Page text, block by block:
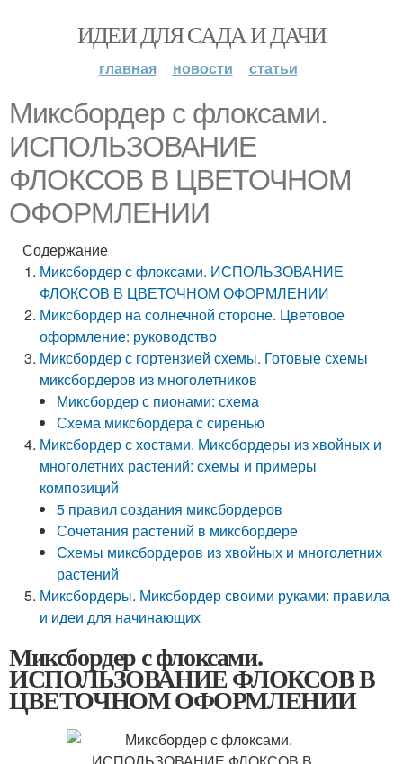
ИДЕИ ДЛЯ САДА И ДАЧИ
главная новости статьи
Миксбордер с флоксами.
ИСПОЛЬЗОВАНИЕ
ФЛОКСОВ В ЦВЕТОЧНОМ
ОФОРМЛЕНИИ
Содержание
Миксбордер с флоксами. ИСПОЛЬЗОВАНИЕ
ФЛОКСОВ В ЦВЕТОЧНОМ ОФОРМЛЕНИИ
Миксбордер на солнечной стороне. Цветовое
оформление: руководство
Миксбордер с гортензией схемы. Готовые схемы
миксбордеров из многолетников
Миксбордер с пионами: схема
Схема миксбордера с сиренью
Миксбордер с хостами. Миксбордеры из хвойных и
многолетних растений: схемы и примеры
композиций
5 правил создания миксбордеров
Сочетания растений в миксбордере
Схемы миксбордеров из хвойных и многолетних
растений
Миксбордеры. Миксбордер своими руками: правила
и идеи для начинающих
Миксбордер с флоксами.
ИСПОЛЬЗОВАНИЕ ФЛОКСОВ В
ЦВЕТОЧНОМ ОФОРМЛЕНИИ